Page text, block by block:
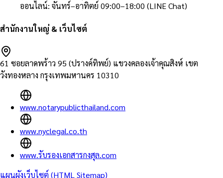
ออนไลน์: จันทร์–อาทิตย์ 09:00–18:00 (LINE Chat)
สำนักงานใหญ่ & เว็บไซต์
61 ซอยลาดพร้าว 95 (ปรางค์ทิพย์) แขวงคลองเจ้าคุณสิงห์ เขต
วังทองหลาง กรุงเทพมหานคร 10310
www.notarypublicthailand.com
www.nyclegal.co.th
www.รับรองเอกสารกงสุล.com
แผนผังเว็บไซต์ (HTML Sitemap)